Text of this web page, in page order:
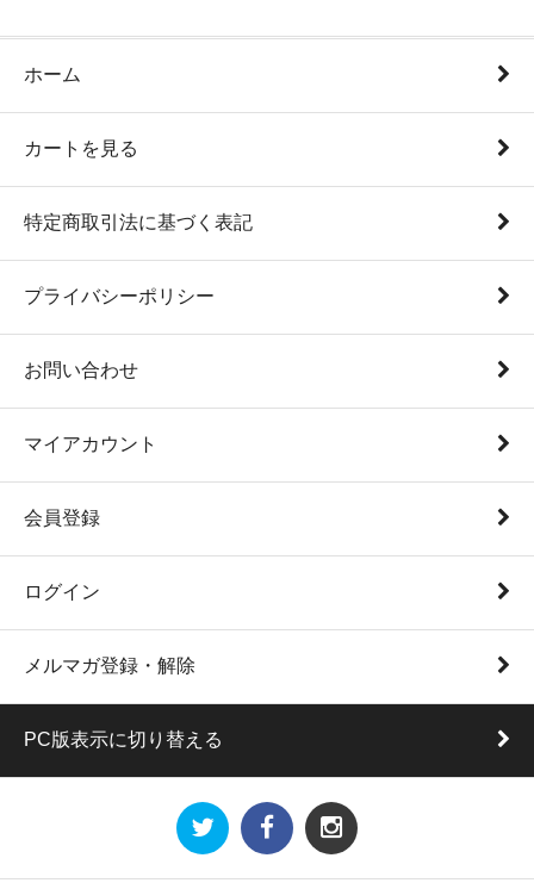
ホーム
カートを見る
特定商取引法に基づく表記
プライバシーポリシー
お問い合わせ
マイアカウント
会員登録
ログイン
メルマガ登録・解除
PC版表示に切り替える